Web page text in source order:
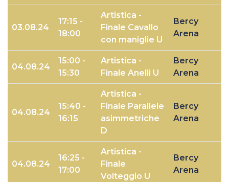
03.08.24
17:15 -
18:00
Artistica -
Finale Cavallo
con maniglie U
Bercy
Arena
04.08.24
15:00 -
15:30
Artistica -
Finale Anelli U
Bercy
Arena
04.08.24
15:40 -
16:15
Artistica -
Finale Parallele
asimmetriche
D
Bercy
Arena
04.08.24
16:25 -
17:00
Artistica -
Finale
Volteggio U
Bercy
Arena